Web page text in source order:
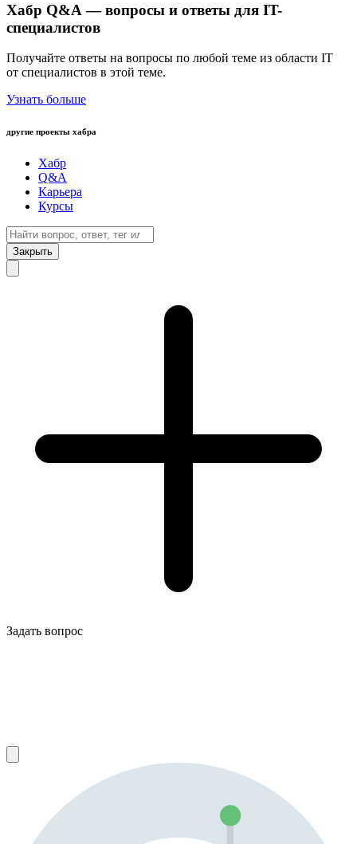
Хабр Q&A — вопросы и ответы для IT-
специалистов
Получайте ответы на вопросы по любой теме из области IT
от специалистов в этой теме.
Узнать больше
другие проекты хабра
Хабр
Q&A
Карьера
Курсы
Закрыть
Задать вопрос